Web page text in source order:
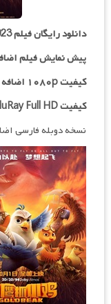
دانلود رایگان فیلم
پیش نمایش فیلم
کیفیت ۱۰۸۰p اضافه شد
کیفیت BluRay Full HD اضافه شد
نسخه دوبله فارسی